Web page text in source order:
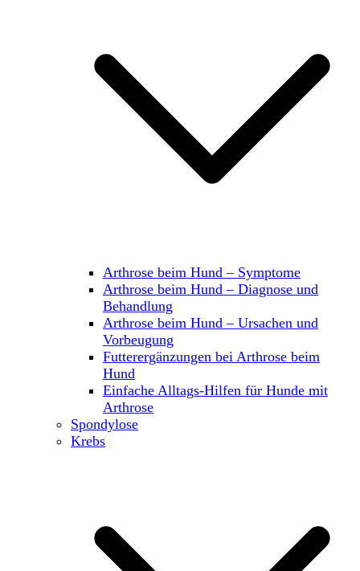
Arthrose beim Hund – Symptome
Arthrose beim Hund – Diagnose und
Behandlung
Arthrose beim Hund – Ursachen und
Vorbeugung
Futterergänzungen bei Arthrose beim
Hund
Einfache Alltags-Hilfen für Hunde mit
Arthrose
Spondylose
Krebs